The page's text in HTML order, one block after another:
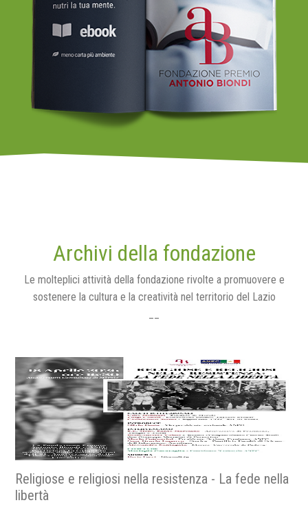
Archivi della fondazione
Le molteplici attività della fondazione rivolte a promuovere e
sostenere la cultura e la creatività nel territorio del Lazio
Religiose e religiosi nella resistenza - La fede nella
libertà